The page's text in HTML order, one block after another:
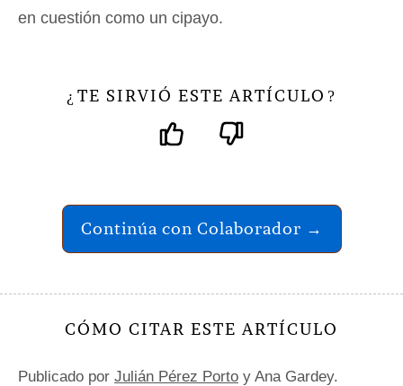
en cuestión como un cipayo.
¿ TE SIRVIÓ ESTE ARTÍCULO ?
Continúa con Colaborador →
CÓMO CITAR ESTE ARTÍCULO
Publicado por Julián Pérez Porto y Ana Gardey.